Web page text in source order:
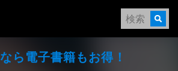
なら電⼦書籍もお得！